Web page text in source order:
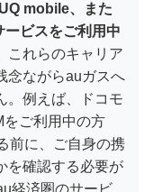
mobile、また
ビスをご利用中
これらのキャリア
念ながらauガスへ
。例えば、ドコモ
ご利用中の方
前に、ご自身の携
を確認する必要が